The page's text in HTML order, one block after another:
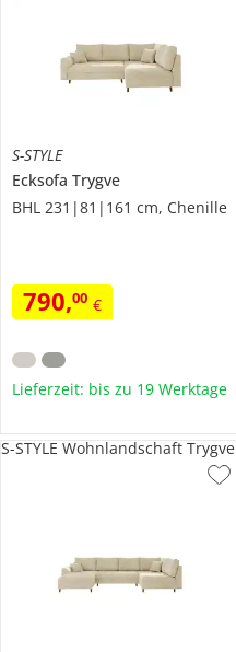
S-STYLE
Ecksofa Trygve
BHL 231|81|161 cm, Chenille
790,00 €
Lieferzeit: bis zu 19 Werktage
S-STYLE Wohnlandschaft Trygve